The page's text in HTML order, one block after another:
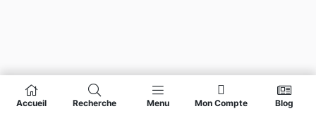
Accueil Recherche Menu Mon Compte Blog